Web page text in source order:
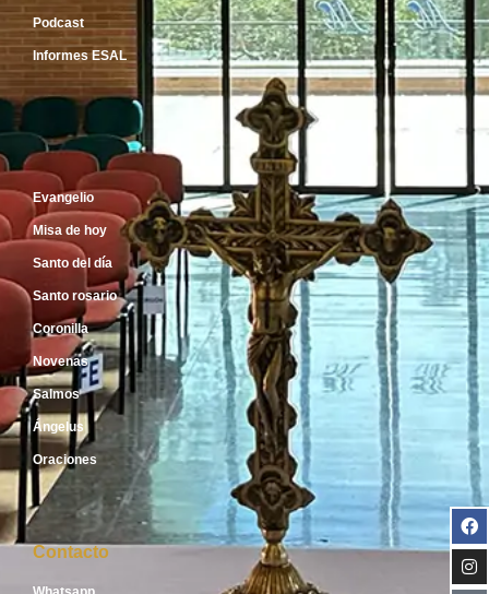
Podcast
Informes ESAL
Inicio
Evangelio
Misa de hoy
Santo del día
Santo rosario
Coronilla
Novenas
Salmos
Ángelus
Oraciones
Contacto